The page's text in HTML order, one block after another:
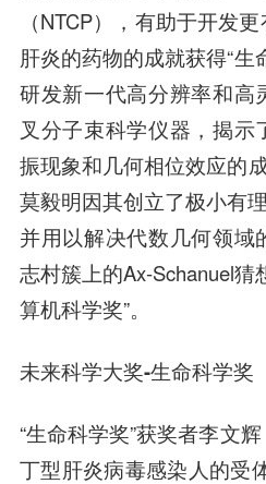
（NTCP），有助于开发
肝炎的药物的成就获得“生
研发新一代高分辨率和高
叉分子束科学仪器，揭示
振现象和几何相位效应的
莫毅明因其创立了极小有
并用以解决代数几何领域
志村簇上的Ax-Schanuel猜
算机科学奖”。
未来科学大奖-生命科学奖
“生命科学奖”获奖者李文
丁型肝炎病毒感染人的受